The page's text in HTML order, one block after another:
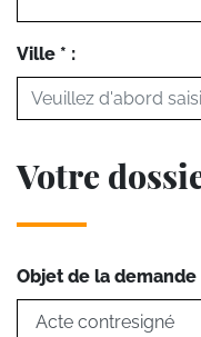
Ville * :
Votre
Objet de la demande